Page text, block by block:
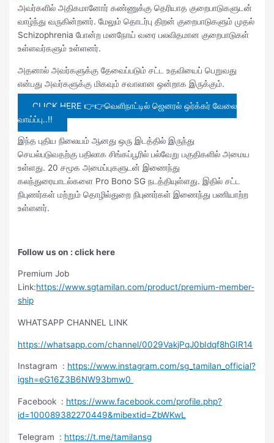
அவர்களில் அதிகமானோர் கண்ணுக்கு தெரியாத குறைபாடுகளுடன்
வாழ்ந்து வருகின்றனர். மேலும் தொடர்பு திறன் குறைபாடுகளும் முதல்
Schizophrenia போன்ற மனநோய் வரை பலவிதமான குறைபாடுகள்
உள்ளவர்களும் உள்ளனர்.
அதனால் அவர்களுக்கு தேவைப்படும் சட்ட உதவியைப் பெறுவது
என்பது அவர்களுக்கு மிகவும் சவாலான ஒன்றாக இருக்கும்.
CLICK HERE 👉👉வெளிநாட்டில் ஜெனரல் ஒர்க்கர் வேலை
வாய்ப்பு..!!
இந்த புதிய நிலையம் ஆனது ஒரு இடத்தில் இருந்து
செயல்படுவதற்கு பதிலாக சிங்கப்பூரில் பல்வேறு பகுதிகளில் அமைய
உள்ளது. 20 சமூக அமைப்புகளுடன் இணைந்து
கலந்துரையாடல்களை Pro Bono SG நடத்தியுள்ளது. இதில் சட்ட
நிபுணர்கள் மற்றும் தொழில்துறை நிபுணர்கள் இணைந்து பணியாற்ற
உள்ளனர்.
Follow us on : click here
Premium Job
Link:https://www.sgtamilan.com/product/premium-member-
ship
WHATSAPP CHANNEL LINK
https://whatsapp.com/channel/0029VakjPqJ0bIdqf8hGIR14
Instagram : https://www.instagram.com/sg_tamilan_official?
igsh=eG16Z3B6NW93bmw0
Facebook : https://www.facebook.com/profile.php?
id=100089382270449&mibextid=ZbWKwL
Telegram : https://t.me/tamilansg